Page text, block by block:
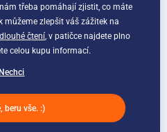
a platby:
| E-shop vytvorilasimplia.cz
třeba pomáhají zjistit, co máte
můžeme zlepšit váš zážitek na
dlouhé čtení, v patičce najdete plno
celou kupu informací.
Nechci
beru vše. :)